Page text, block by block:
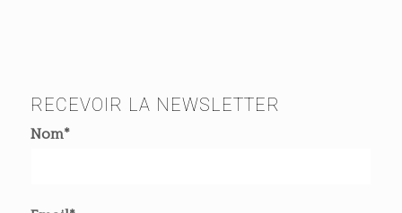
RECEVOIR LA NEWSLETTER
Nom*